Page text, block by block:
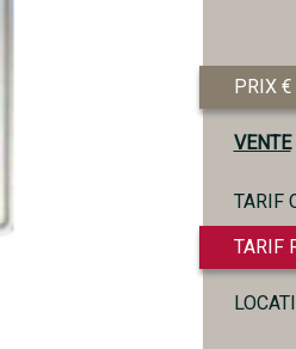
PRIX €
VENTE
TARIF
TARIF